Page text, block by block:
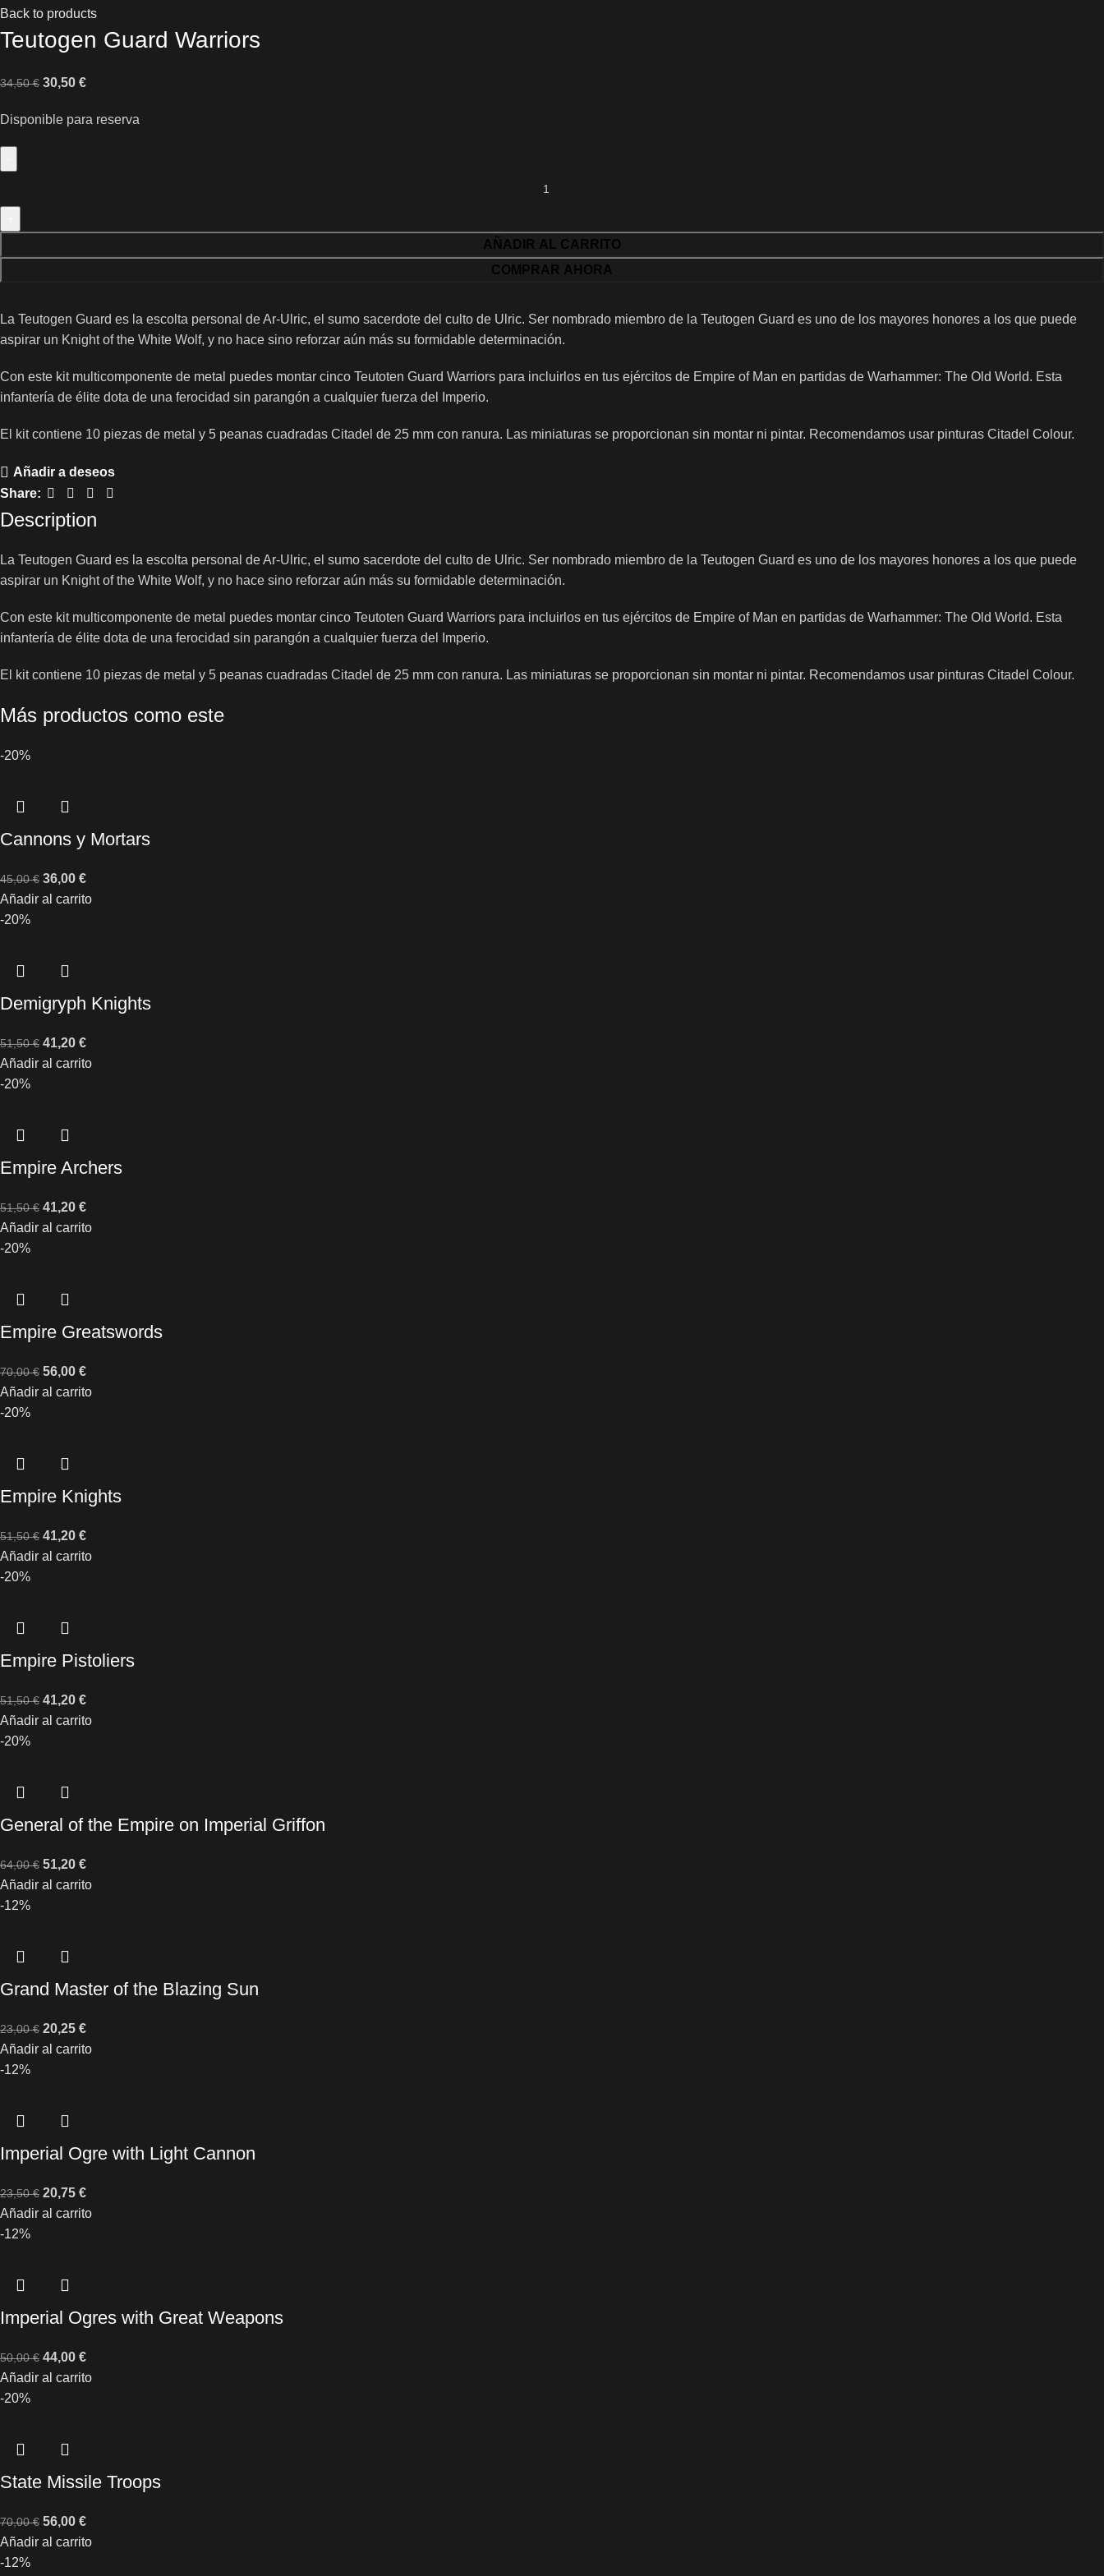
Back to products
Teutogen Guard Warriors
34,50€ 30,50 €
Disponible para reserva
AÑADIR AL CARRITO
COMPRAR AHORA
La Teutogen Guard es la escolta personal de Ar-Ulric, el sumo sacerdote del culto de Ulric. Ser nombrado miembro de la Teutogen Guard es uno de los mayores honores a los que puede
aspirar un Knight of the White Wolf, y no hace sino reforzar aún más su formidable determinación.
Con este kit multicomponente de metal puedes montar cinco Teutoten Guard Warriors para incluirlos en tus ejércitos de Empire of Man en partidas de Warhammer: The Old World. Esta
infantería de élite dota de una ferocidad sin parangón a cualquier fuerza del Imperio.
El kit contiene 10 piezas de metal y 5 peanas cuadradas Citadel de 25 mm con ranura. Las miniaturas se proporcionan sin montar ni pintar. Recomendamos usar pinturas Citadel Colour.
Añadir a deseos
Share:
Description
La Teutogen Guard es la escolta personal de Ar-Ulric, el sumo sacerdote del culto de Ulric. Ser nombrado miembro de la Teutogen Guard es uno de los mayores honores a los que puede
aspirar un Knight of the White Wolf, y no hace sino reforzar aún más su formidable determinación.
Con este kit multicomponente de metal puedes montar cinco Teutoten Guard Warriors para incluirlos en tus ejércitos de Empire of Man en partidas de Warhammer: The Old World. Esta
infantería de élite dota de una ferocidad sin parangón a cualquier fuerza del Imperio.
El kit contiene 10 piezas de metal y 5 peanas cuadradas Citadel de 25 mm con ranura. Las miniaturas se proporcionan sin montar ni pintar. Recomendamos usar pinturas Citadel Colour.
Más productos como este
-20%
Cannons y Mortars
45,00€ 36,00 €
Añadir al carrito
-20%
Demigryph Knights
51,50€ 41,20 €
Añadir al carrito
-20%
Empire Archers
51,50€ 41,20 €
Añadir al carrito
-20%
Empire Greatswords
70,00€ 56,00 €
Añadir al carrito
-20%
Empire Knights
51,50€ 41,20 €
Añadir al carrito
-20%
Empire Pistoliers
51,50€ 41,20 €
Añadir al carrito
-20%
General of the Empire on Imperial Griffon
64,00€ 51,20 €
Añadir al carrito
-12%
Grand Master of the Blazing Sun
23,00€ 20,25 €
Añadir al carrito
-12%
Imperial Ogre with Light Cannon
23,50€ 20,75 €
Añadir al carrito
-12%
Imperial Ogres with Great Weapons
50,00€ 44,00 €
Añadir al carrito
-20%
State Missile Troops
70,00€ 56,00 €
Añadir al carrito
-12%